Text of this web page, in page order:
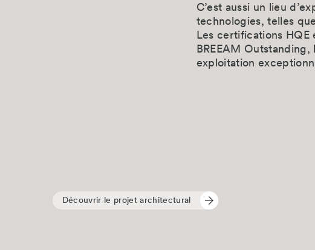
C’est aussi un lieu
technologies, telles
Les certifications HQE
BREEAM
exploitation
Découvrir le projet architectural